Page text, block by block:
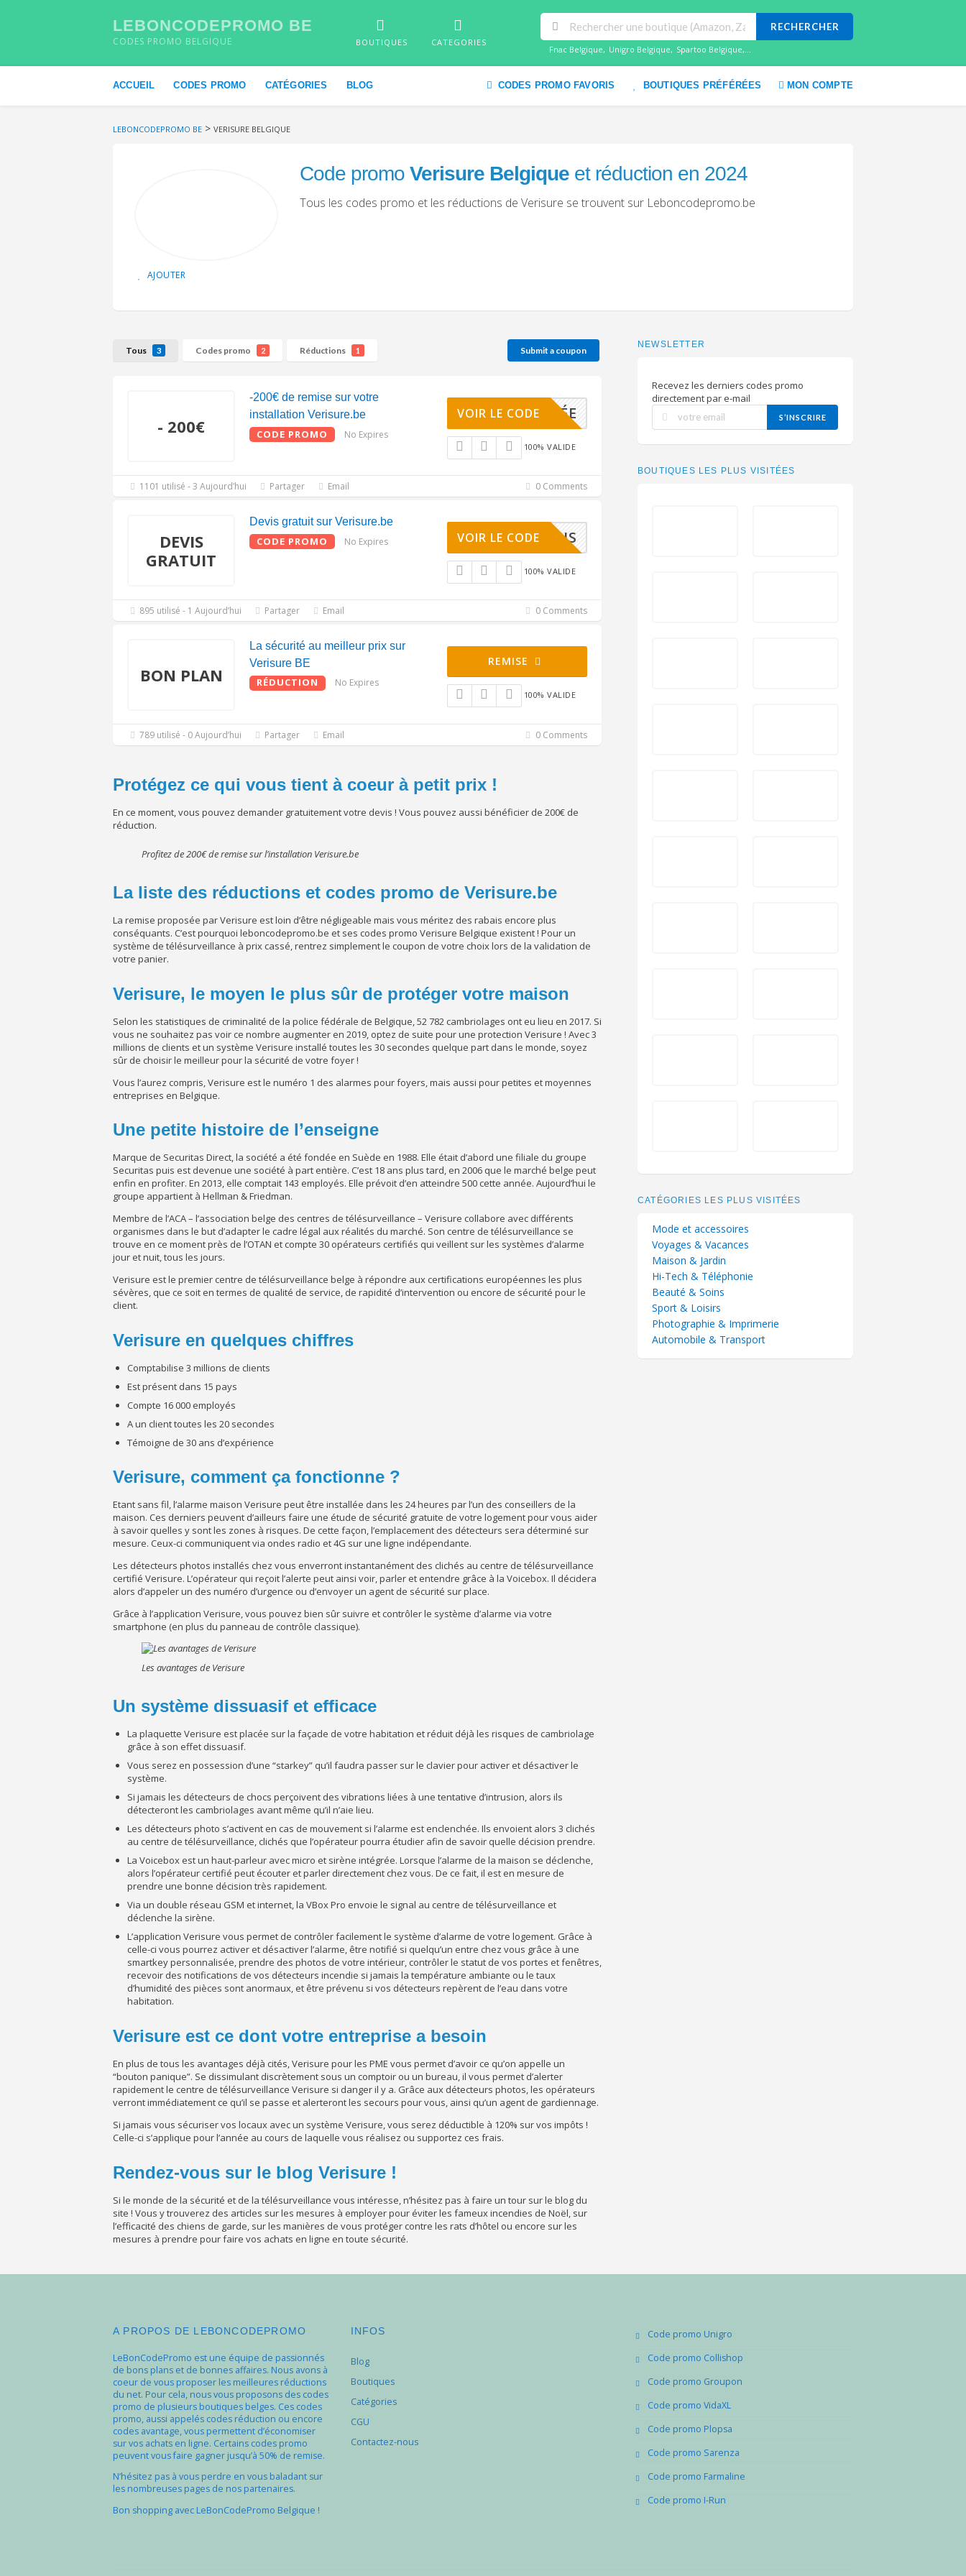
LEBONCODEPROMO BE
CODES PROMO BELGIQUE BOUTIQUES CATEGORIES
RECHERCHER
Fnac Belgique, Unigro Belgique, Spartoo Belgique,...
ACCUEIL CODES PROMO CATÉGORIES BLOG CODES PROMO FAVORIS BOUTIQUES PRÉFÉRÉES MON COMPTE
LEBONCODEPROMO BE > VERISURE BELGIQUE
AJOUTER
Code promo Verisure Belgique et réduction en 2024
Tous les codes promo et les réductions de Verisure se trouvent sur Leboncodepromo.be
Tous 3 Codes promo 2 Réductions 1 Submit a coupon
- 200€
-200€ de remise sur votre
installation Verisure.be
CODE PROMO No Expires
ACTIVÉE
VOIR LE CODE
100% VALIDE
1101 utilisé - 3 Aujourd’hui Partager Email 0 Comments
DEVIS
GRATUIT
Devis gratuit sur Verisure.be
CODE PROMO No Expires N REQUIS
VOIR LE CODE
100% VALIDE
895 utilisé - 1 Aujourd’hui Partager Email 0 Comments
BON PLAN
La sécurité au meilleur prix sur
Verisure BE
RÉDUCTION No Expires
REMISE
100% VALIDE
789 utilisé - 0 Aujourd’hui Partager Email 0 Comments
Protégez ce qui vous tient à coeur à petit prix !
En ce moment, vous pouvez demander gratuitement votre devis ! Vous pouvez aussi bénéficier de 200€ de
réduction.
Profitez de 200€ de remise sur l’installation Verisure.be
La liste des réductions et codes promo de Verisure.be
La remise proposée par Verisure est loin d’être négligeable mais vous méritez des rabais encore plus
conséquants. C’est pourquoi leboncodepromo.be et ses codes promo Verisure Belgique existent ! Pour un
système de télésurveillance à prix cassé, rentrez simplement le coupon de votre choix lors de la validation de
votre panier.
Verisure, le moyen le plus sûr de protéger votre maison
Selon les statistiques de criminalité de la police fédérale de Belgique, 52 782 cambriolages ont eu lieu en 2017. Si
vous ne souhaitez pas voir ce nombre augmenter en 2019, optez de suite pour une protection Verisure ! Avec 3
millions de clients et un système Verisure installé toutes les 30 secondes quelque part dans le monde, soyez
sûr de choisir le meilleur pour la sécurité de votre foyer !
Vous l’aurez compris, Verisure est le numéro 1 des alarmes pour foyers, mais aussi pour petites et moyennes
entreprises en Belgique.
Une petite histoire de l’enseigne
Marque de Securitas Direct, la société a été fondée en Suède en 1988. Elle était d’abord une filiale du groupe
Securitas puis est devenue une société à part entière. C’est 18 ans plus tard, en 2006 que le marché belge peut
enfin en profiter. En 2013, elle comptait 143 employés. Elle prévoit d’en atteindre 500 cette année. Aujourd’hui le
groupe appartient à Hellman & Friedman.
Membre de l’ACA – l’association belge des centres de télésurveillance – Verisure collabore avec différents
organismes dans le but d’adapter le cadre légal aux réalités du marché. Son centre de télésurveillance se
trouve en ce moment près de l’OTAN et compte 30 opérateurs certifiés qui veillent sur les systèmes d’alarme
jour et nuit, tous les jours.
Verisure est le premier centre de télésurveillance belge à répondre aux certifications européennes les plus
sévères, que ce soit en termes de qualité de service, de rapidité d’intervention ou encore de sécurité pour le
client.
Verisure en quelques chiffres
Comptabilise 3 millions de clients
Est présent dans 15 pays
Compte 16 000 employés
A un client toutes les 20 secondes
Témoigne de 30 ans d’expérience
Verisure, comment ça fonctionne ?
Etant sans fil, l’alarme maison Verisure peut être installée dans les 24 heures par l’un des conseillers de la
maison. Ces derniers peuvent d’ailleurs faire une étude de sécurité gratuite de votre logement pour vous aider
à savoir quelles y sont les zones à risques. De cette façon, l’emplacement des détecteurs sera déterminé sur
mesure. Ceux-ci communiquent via ondes radio et 4G sur une ligne indépendante.
Les détecteurs photos installés chez vous enverront instantanément des clichés au centre de télésurveillance
certifié Verisure. L’opérateur qui reçoit l’alerte peut ainsi voir, parler et entendre grâce à la Voicebox. Il décidera
alors d’appeler un des numéro d’urgence ou d’envoyer un agent de sécurité sur place.
Grâce à l’application Verisure, vous pouvez bien sûr suivre et contrôler le système d’alarme via votre
smartphone (en plus du panneau de contrôle classique).
Les avantages de Verisure
Un système dissuasif et efficace
La plaquette Verisure est placée sur la façade de votre habitation et réduit déjà les risques de cambriolage
grâce à son effet dissuasif.
Vous serez en possession d’une “starkey” qu’il faudra passer sur le clavier pour activer et désactiver le
système.
Si jamais les détecteurs de chocs perçoivent des vibrations liées à une tentative d’intrusion, alors ils
détecteront les cambriolages avant même qu’il n’aie lieu.
Les détecteurs photo s’activent en cas de mouvement si l’alarme est enclenchée. Ils envoient alors 3 clichés
au centre de télésurveillance, clichés que l’opérateur pourra étudier afin de savoir quelle décision prendre.
La Voicebox est un haut-parleur avec micro et sirène intégrée. Lorsque l’alarme de la maison se déclenche,
alors l’opérateur certifié peut écouter et parler directement chez vous. De ce fait, il est en mesure de
prendre une bonne décision très rapidement.
Via un double réseau GSM et internet, la VBox Pro envoie le signal au centre de télésurveillance et
déclenche la sirène.
L’application Verisure vous permet de contrôler facilement le système d’alarme de votre logement. Grâce à
celle-ci vous pourrez activer et désactiver l’alarme, être notifié si quelqu’un entre chez vous grâce à une
smartkey personnalisée, prendre des photos de votre intérieur, contrôler le statut de vos portes et fenêtres,
recevoir des notifications de vos détecteurs incendie si jamais la température ambiante ou le taux
d’humidité des pièces sont anormaux, et être prévenu si vos détecteurs repèrent de l’eau dans votre
habitation.
Verisure est ce dont votre entreprise a besoin
En plus de tous les avantages déjà cités, Verisure pour les PME vous permet d’avoir ce qu’on appelle un
“bouton panique”. Se dissimulant discrètement sous un comptoir ou un bureau, il vous permet d’alerter
rapidement le centre de télésurveillance Verisure si danger il y a. Grâce aux détecteurs photos, les opérateurs
verront immédiatement ce qu’il se passe et alerteront les secours pour vous, ainsi qu’un agent de gardiennage.
Si jamais vous sécuriser vos locaux avec un système Verisure, vous serez déductible à 120% sur vos impôts !
Celle-ci s’applique pour l’année au cours de laquelle vous réalisez ou supportez ces frais.
Rendez-vous sur le blog Verisure !
Si le monde de la sécurité et de la télésurveillance vous intéresse, n’hésitez pas à faire un tour sur le blog du
site ! Vous y trouverez des articles sur les mesures à employer pour éviter les fameux incendies de Noël, sur
l’efficacité des chiens de garde, sur les manières de vous protéger contre les rats d’hôtel ou encore sur les
mesures à prendre pour faire vos achats en ligne en toute sécurité.
NEWSLETTER
Recevez les derniers codes promo
directement par e-mail
S’INSCRIRE
BOUTIQUES LES PLUS VISITÉES
CATÉGORIES LES PLUS VISITÉES
Mode et accessoires
Voyages & Vacances
Maison & Jardin
Hi-Tech & Téléphonie
Beauté & Soins
Sport & Loisirs
Photographie & Imprimerie
Automobile & Transport
A PROPOS DE LEBONCODEPROMO
LeBonCodePromo est une équipe de passionnés
de bons plans et de bonnes affaires. Nous avons à
coeur de vous proposer les meilleures réductions
du net. Pour cela, nous vous proposons des codes
promo de plusieurs boutiques belges. Ces codes
promo, aussi appelés codes réduction ou encore
codes avantage, vous permettent d’économiser
sur vos achats en ligne. Certains codes promo
peuvent vous faire gagner jusqu’à 50% de remise.
N’hésitez pas à vous perdre en vous baladant sur
les nombreuses pages de nos partenaires.
Bon shopping avec LeBonCodePromo Belgique !
INFOS
Blog
Boutiques
Catégories
CGU
Contactez-nous
Code promo Unigro
Code promo Collishop
Code promo Groupon
Code promo VidaXL
Code promo Plopsa
Code promo Sarenza
Code promo Farmaline
Code promo I-Run